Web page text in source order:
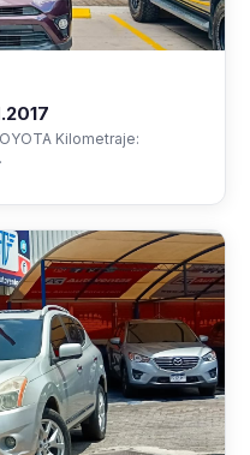
Kilometraje: